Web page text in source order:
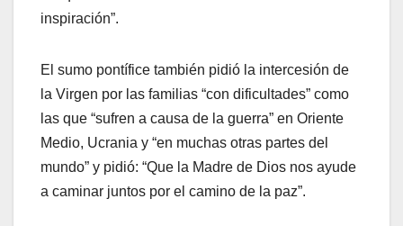
inspiración”.
El sumo pontífice también pidió la intercesión de
la Virgen por las familias “con dificultades” como
las que “sufren a causa de la guerra” en Oriente
Medio, Ucrania y “en muchas otras partes del
mundo” y pidió: “Que la Madre de Dios nos ayude
a caminar juntos por el camino de la paz”.